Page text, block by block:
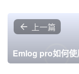
上一篇